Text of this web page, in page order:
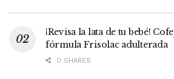
¡Revisa la lata de tu bebé!
fórmula Frisolac adulterada
0 SHARES